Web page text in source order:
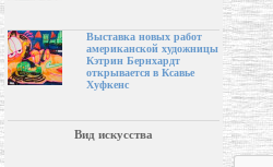
Выставка новых работ
американской художницы
Кэтрин Бернхардт
открывается в Ксавье
Хуфкенс
Вид искусства